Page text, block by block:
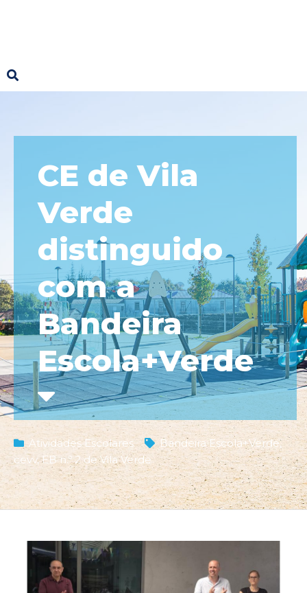
CE de Vila
Verde
distinguido
com a
Bandeira
Escola+Verde
Atividades Escolares Bandeira Escola+Verde,
cevv,EB n.º 2 de Vila Verde